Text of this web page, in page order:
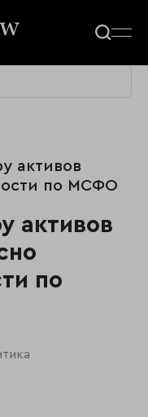
активов
по МСФО
активов
по